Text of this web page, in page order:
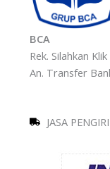
BCA
Rek. Silahkan
An. Transfer
JASA